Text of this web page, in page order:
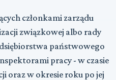
członkami zarządu
związkowej albo rady
państwowego
pracy - w czasie
oraz w okresie roku po jej